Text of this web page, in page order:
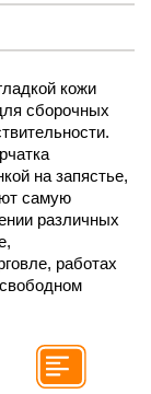
кожи
сборочных
на запястье,
самую
различных
работах